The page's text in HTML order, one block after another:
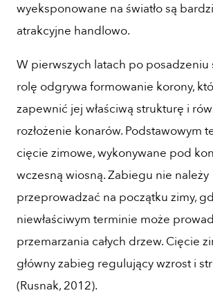
wyeksponowane na światło są
atrakcyjne handlowo.
W pierwszych latach po posadzeniu
rolę odgrywa formowanie korony,
zapewnić jej właściwą strukturę i
rozłożenie konarów. Podstawowym
cięcie zimowe, wykonywane pod
wczesną wiosną. Zabiegu nie należy
przeprowadzać na początku zimy,
niewłaściwym terminie może
przemarzania całych drzew. Cięcie
główny zabieg regulujący wzrost i
(Rusnak, 2012).